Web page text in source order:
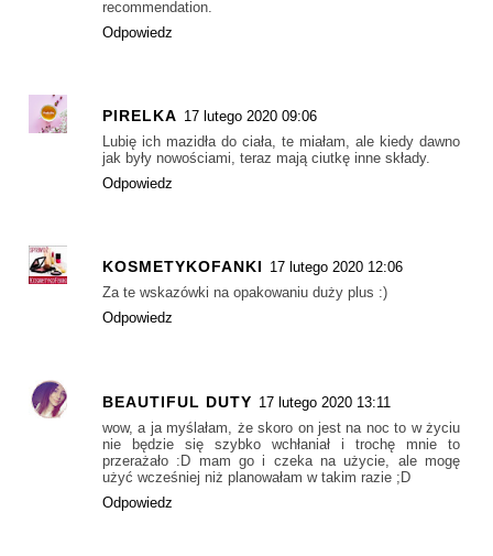
recommendation.
Odpowiedz
PIRELKA 17 lutego 2020 09:06
Lubię ich mazidła do ciała, te miałam, ale kiedy dawno
jak były nowościami, teraz mają ciutkę inne składy.
Odpowiedz
KOSMETYKOFANKI 17 lutego 2020 12:06
Za te wskazówki na opakowaniu duży plus :)
Odpowiedz
BEAUTIFUL DUTY 17 lutego 2020 13:11
wow, a ja myślałam, że skoro on jest na noc to w życiu
nie będzie się szybko wchłaniał i trochę mnie to
przerażało :D mam go i czeka na użycie, ale mogę
użyć wcześniej niż planowałam w takim razie ;D
Odpowiedz